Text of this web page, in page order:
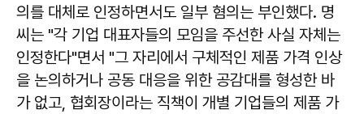
의를 대체로 인정하면서도 일부 혐의는 부인했다. 명
씨는 "각 기업 대표자들의 모임을 주선한 사실 자체는
인정한다"면서 "그 자리에서 구체적인 제품 가격 인상
을 논의하거나 공동 대응을 위한 공감대를 형성한 바
가 없고, 협회장이라는 직책이 개별 기업들의 제품 가